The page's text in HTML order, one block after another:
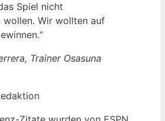
Spiel nicht
wollen. Wir wollten auf
Trainer Osasuna